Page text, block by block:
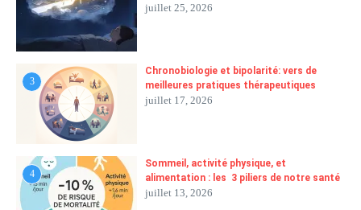
juillet 25, 2026
3
Chronobiologie et bipolarité: vers de
meilleures pratiques thérapeutiques
juillet 17, 2026
4
Sommeil, activité physique, et
alimentation : les 3 piliers de notre santé
juillet 13, 2026